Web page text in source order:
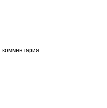
комментария.